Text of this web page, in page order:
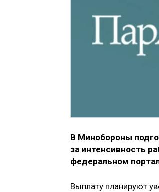
В Минобороны
за интенсивность
федеральном
Выплату планируют